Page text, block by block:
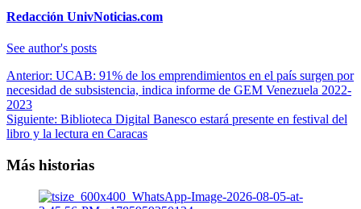
Redacción UnivNoticias.com
See author's posts
Navegación
de
entradas
Anterior: UCAB: 91% de los emprendimientos en el país surgen por
necesidad de subsistencia, indica informe de GEM Venezuela 2022-
2023
Siguiente: Biblioteca Digital Banesco estará presente en festival del
libro y la lectura en Caracas
Más historias